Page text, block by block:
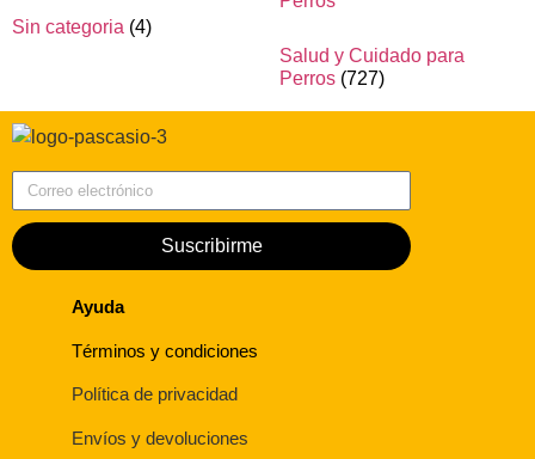
Sin categoria (4)
Salud y Cuidado para
Perros (727)
Suscribirme
Ayuda
Términos y condiciones
Política de privacidad
Envíos y devoluciones